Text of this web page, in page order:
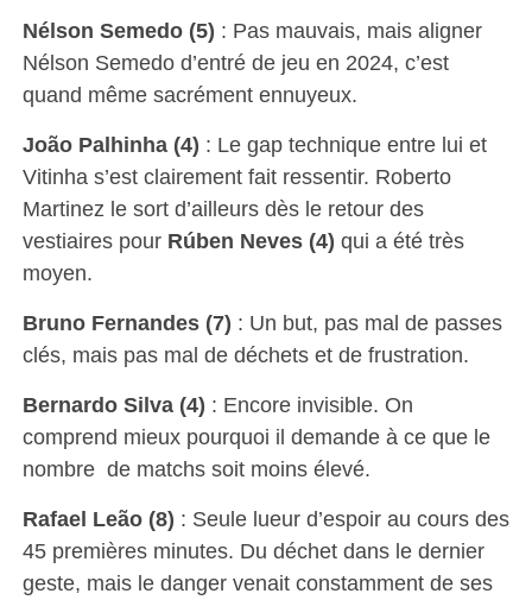
Nélson Semedo (5) : Pas mauvais, mais aligner
Nélson Semedo d’entré de jeu en 2024, c’est
quand même sacrément ennuyeux.
João Palhinha (4) : Le gap technique entre lui et
Vitinha s’est clairement fait ressentir. Roberto
Martinez le sort d’ailleurs dès le retour des
vestiaires pour Rúben Neves (4) qui a été très
moyen.
Bruno Fernandes (7) : Un but, pas mal de passes
clés, mais pas mal de déchets et de frustration.
Bernardo Silva (4) : Encore invisible. On
comprend mieux pourquoi il demande à ce que le
nombre de matchs soit moins élevé.
Rafael Leão (8) : Seule lueur d’espoir au cours des
45 premières minutes. Du déchet dans le dernier
geste, mais le danger venait constamment de ses